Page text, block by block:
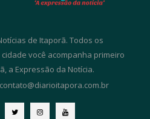
de Itaporã. Todos os
você acompanha primeiro
a Expressão da Notícia.